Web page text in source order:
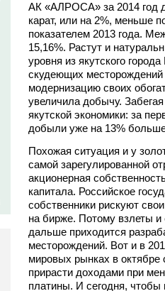
АК «АЛРОСА» за 2014 год
карат, или на 2%, меньше
показателем 2013 года.
15,16%. Растут и
уровня из якутского
скудеющих
модернизацию своих
увеличила добычу.
якутской экономики: за
добыли уже на 13%
Похожая ситуация и у
самой зарегулированной
акционерная
капитала. Российское
собственники рискуют
на бирже. Потому взлеты
дальше приходится
месторождений. Вот и в
мировых рынках в
прирасти доходами при
платины. И сегодня, чтобы